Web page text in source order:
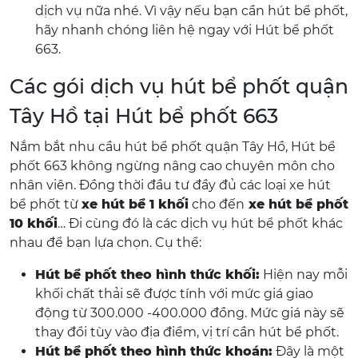
dịch vụ nữa nhé. Vì vậy nếu bạn cần hút bể phốt,
hãy nhanh chóng liên hệ ngay với Hút bể phốt
663.
Các gói dịch vụ hút bể phốt quận
Tây Hồ tại Hút bể phốt 663
Nắm bắt nhu cầu hút bể phốt quận Tây Hồ, Hút bể
phốt 663 không ngừng nâng cao chuyên môn cho
nhân viên. Đồng thời đầu tư đầy đủ các loại xe hút
bể phốt từ xe hút bể 1 khối cho đến xe hút bể phốt
10 khối… Đi cùng đó là các dịch vụ hút bể phốt khác
nhau để bạn lựa chọn. Cụ thể:
Hút bể phốt theo hình thức khối: Hiện nay mỗi
khối chất thải sẽ được tính với mức giá giao
động từ 300.000 -400.000 đồng. Mức giá này sẽ
thay đổi tùy vào địa điểm, vị trí cần hút bể phốt.
Hút bể phốt theo hình thức khoán: Đây là một